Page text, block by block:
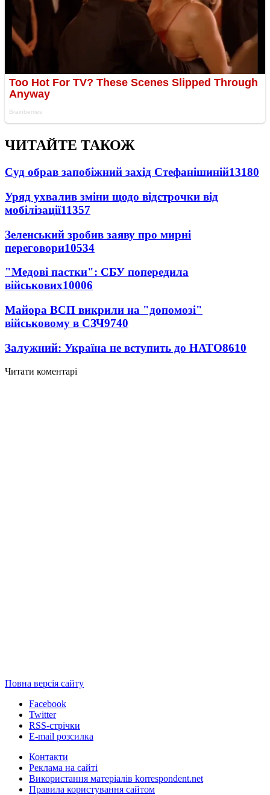
ЧИТАЙТЕ ТАКОЖ
Суд обрав запобіжний захід Стефанішиній13180
Уряд ухвалив зміни щодо відстрочки від
мобілізації11357
Зеленський зробив заяву про мирні
переговори10534
"Медові пастки": СБУ попередила
військових10006
Майора ВСП викрили на "допомозі"
військовому в СЗЧ9740
Залужний: Україна не вступить до НАТО8610
Читати коментарі
Повна версія сайту
Facebook
Twitter
RSS-стрічки
E-mail розсилка
Контакти
Реклама на сайті
Використання матеріалів korrespondent.net
Правила користування сайтом